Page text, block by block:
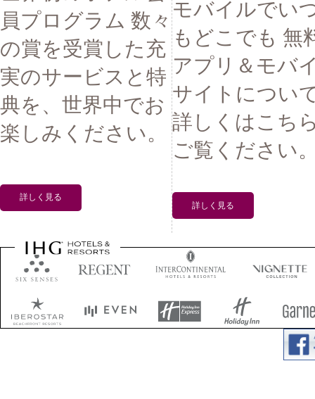
員プログラム 数々
の賞を受賞した充
実のサービスと特
典を、世界中でお
楽しみください。
詳しく見る
モバイルでい
もどこでも 無
アプリ＆モバ
サイトについ
詳しくはこち
ご覧ください
詳しく見る